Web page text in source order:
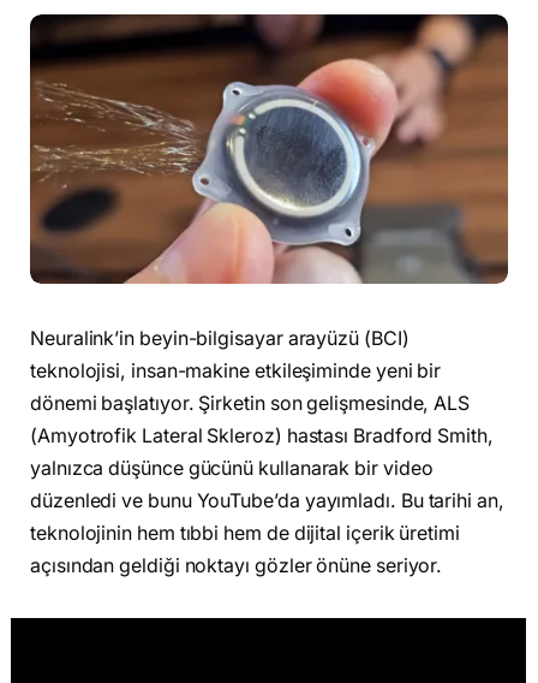
Neuralink’in beyin-bilgisayar arayüzü (BCI)
teknolojisi, insan-makine etkileşiminde yeni bir
dönemi başlatıyor. Şirketin son gelişmesinde, ALS
(Amyotrofik Lateral Skleroz) hastası Bradford Smith,
yalnızca düşünce gücünü kullanarak bir video
düzenledi ve bunu YouTube’da yayımladı. Bu tarihi an,
teknolojinin hem tıbbi hem de dijital içerik üretimi
açısından geldiği noktayı gözler önüne seriyor.